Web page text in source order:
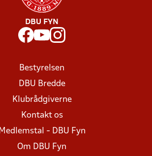
DBU FYN
Bestyrelsen
DBU Bredde
Klubrådgiverne
Kontakt os
Medlemstal - DBU Fyn
Om DBU Fyn